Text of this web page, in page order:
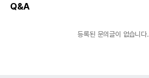
Q&A
등록된 문의글이 없습니다.